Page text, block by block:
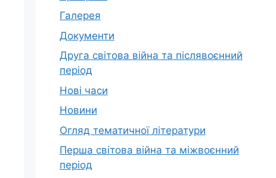
Галерея
Документи
Друга світова війна та післявоєнний
період
Нові часи
Новини
Огляд тематичної літератури
Перша світова війна та міжвоєнний
період